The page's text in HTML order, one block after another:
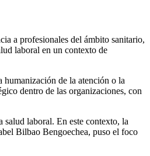
a profesionales del ámbito sanitario,
laboral en un contexto de
humanización de la atención o la
dentro de las organizaciones, con
salud laboral. En este contexto, la
Bilbao Bengoechea, puso el foco